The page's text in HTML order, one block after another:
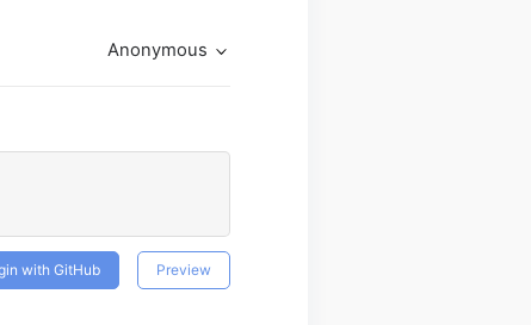
Anonymous
Preview
with GitHub